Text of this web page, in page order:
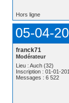
Hors ligne
05-04-
franck71
Modérateur
Lieu : Auch (32)
Inscription : 01-01-
Messages : 6 522